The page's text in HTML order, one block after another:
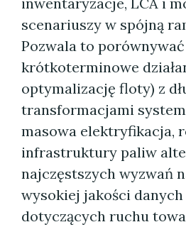
scenariuszy w spójną
Pozwala to porównywać
krótkoterminowe
optymalizację floty) z
transformacjami
masowa elektryfikacja,
infrastruktury paliw
najczęstszych wyzwań
wysokiej jakości danych
dotyczących ruchu